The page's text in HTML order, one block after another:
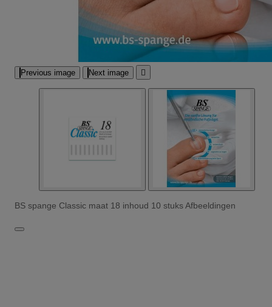
Previous image Next image 
BS spange Classic maat 18 inhoud 10 stuks Afbeeldingen